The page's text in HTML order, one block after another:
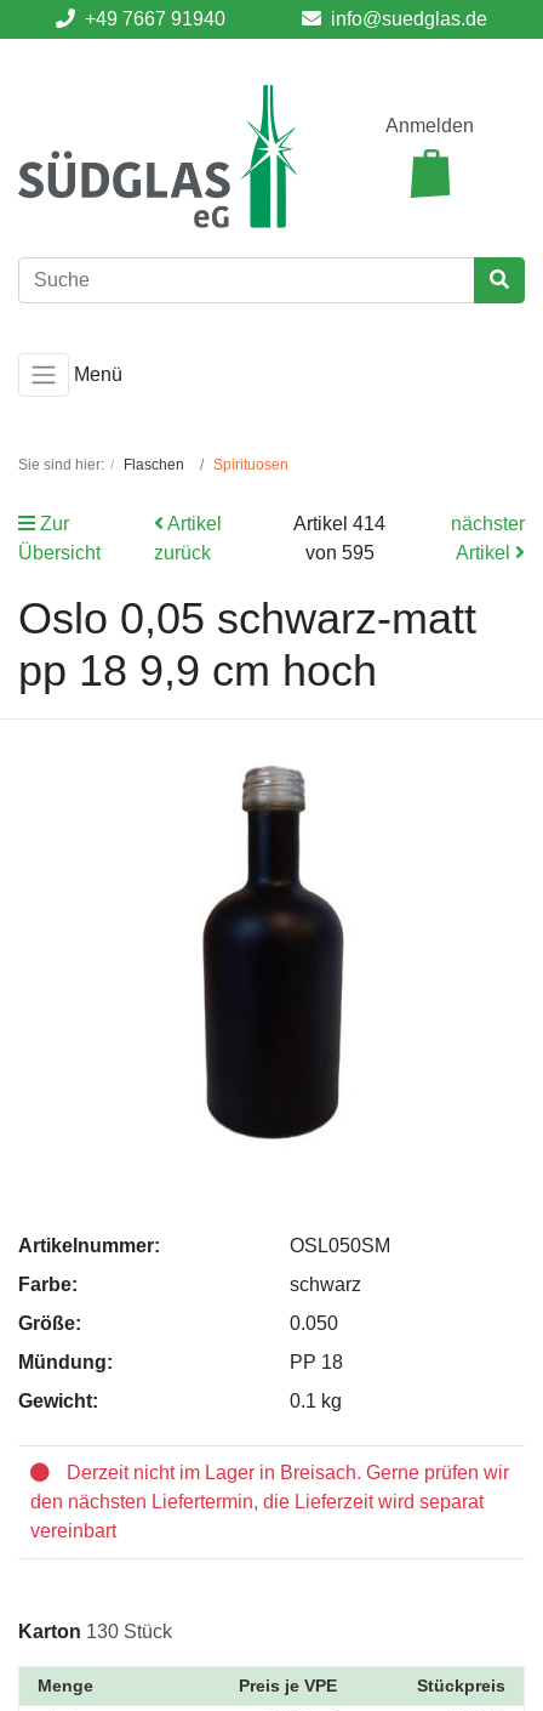
+49 7667 91940 info@suedglas.de
Anmelden
Menü
Sie sind hier: Flaschen Spirituosen
Zur
Übersicht
Artikel
zurück
Artikel 414
von 595
nächster
Artikel
Oslo 0,05 schwarz-matt
pp 18 9,9 cm hoch
Artikelnummer:
OSL050SM
Farbe:
schwarz
Größe:
0.050
Mündung:
PP 18
Gewicht:
0.1 kg
Derzeit nicht im Lager in Breisach. Gerne prüfen wir
den nächsten Liefertermin, die Lieferzeit wird separat
vereinbart
Karton 130 Stück
Menge Preis je VPE Stückpreis